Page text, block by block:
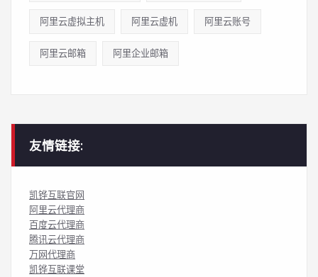
阿里云虚拟主机 阿里云虚机 阿里云账号
阿里云邮箱 阿里企业邮箱
友情链接:
凯铧互联官网
阿里云代理商
百度云代理商
腾讯云代理商
万网代理商
凯铧互联课堂